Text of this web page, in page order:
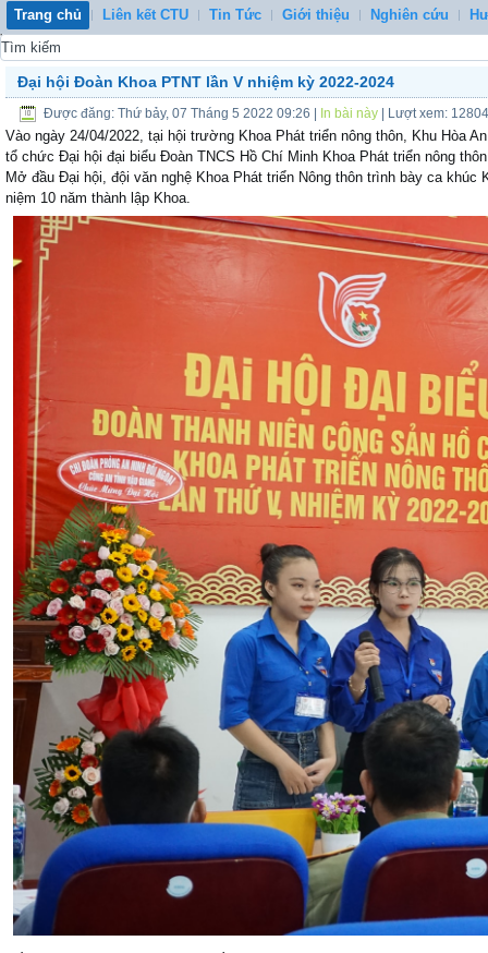
Trang chủ Liên kết CTU Tin Tức Giới thiệu Nghiên cứu
0
Đại hội Đoàn Khoa PTNT lần V nhiệm kỳ 2022-2024
Được đăng: Thứ bảy, 07 Tháng 5 2022 09:26 In bài này | Lượt xem:
Vào ngày 24/04/2022, tại hội trường Khoa Phát triển nông thôn, Khu Hòa
tổ chức Đại hội đại biểu Đoàn TNCS Hồ Chí Minh Khoa Phát triển nông
Mở đầu Đại hội, đội văn nghệ Khoa Phát triển Nông thôn trình bày ca
niệm 10 năm thành lập Khoa.